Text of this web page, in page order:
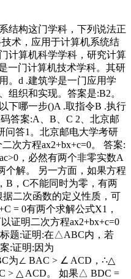
结构这门学科，下列说法正
术，应用于计算机系统结
计算机科学学科，研究计算
一门计算机技术学科。其研
。d .建筑学是一门应用学
组织和实现。答案是:B2。
下哪一步()A .取指令B .执行
答案:A、B、C 2、北京邮
问答1。北京邮电大学考研
次方程ax2+bx+c=0。 答案:
，必然有两个非零实数A
个解。 另一方面，如果方程
B，C不能同时为零，有两
二次函数的定义性质，可
= 0有两个求解公式X1，
证明二次方程ax2+bx+c=0
标题:证明:在△ABC内，若
:证明:因为
为∠ BAC > ∠ ACD，∴△
> △ ACD。 如果△ BDC =